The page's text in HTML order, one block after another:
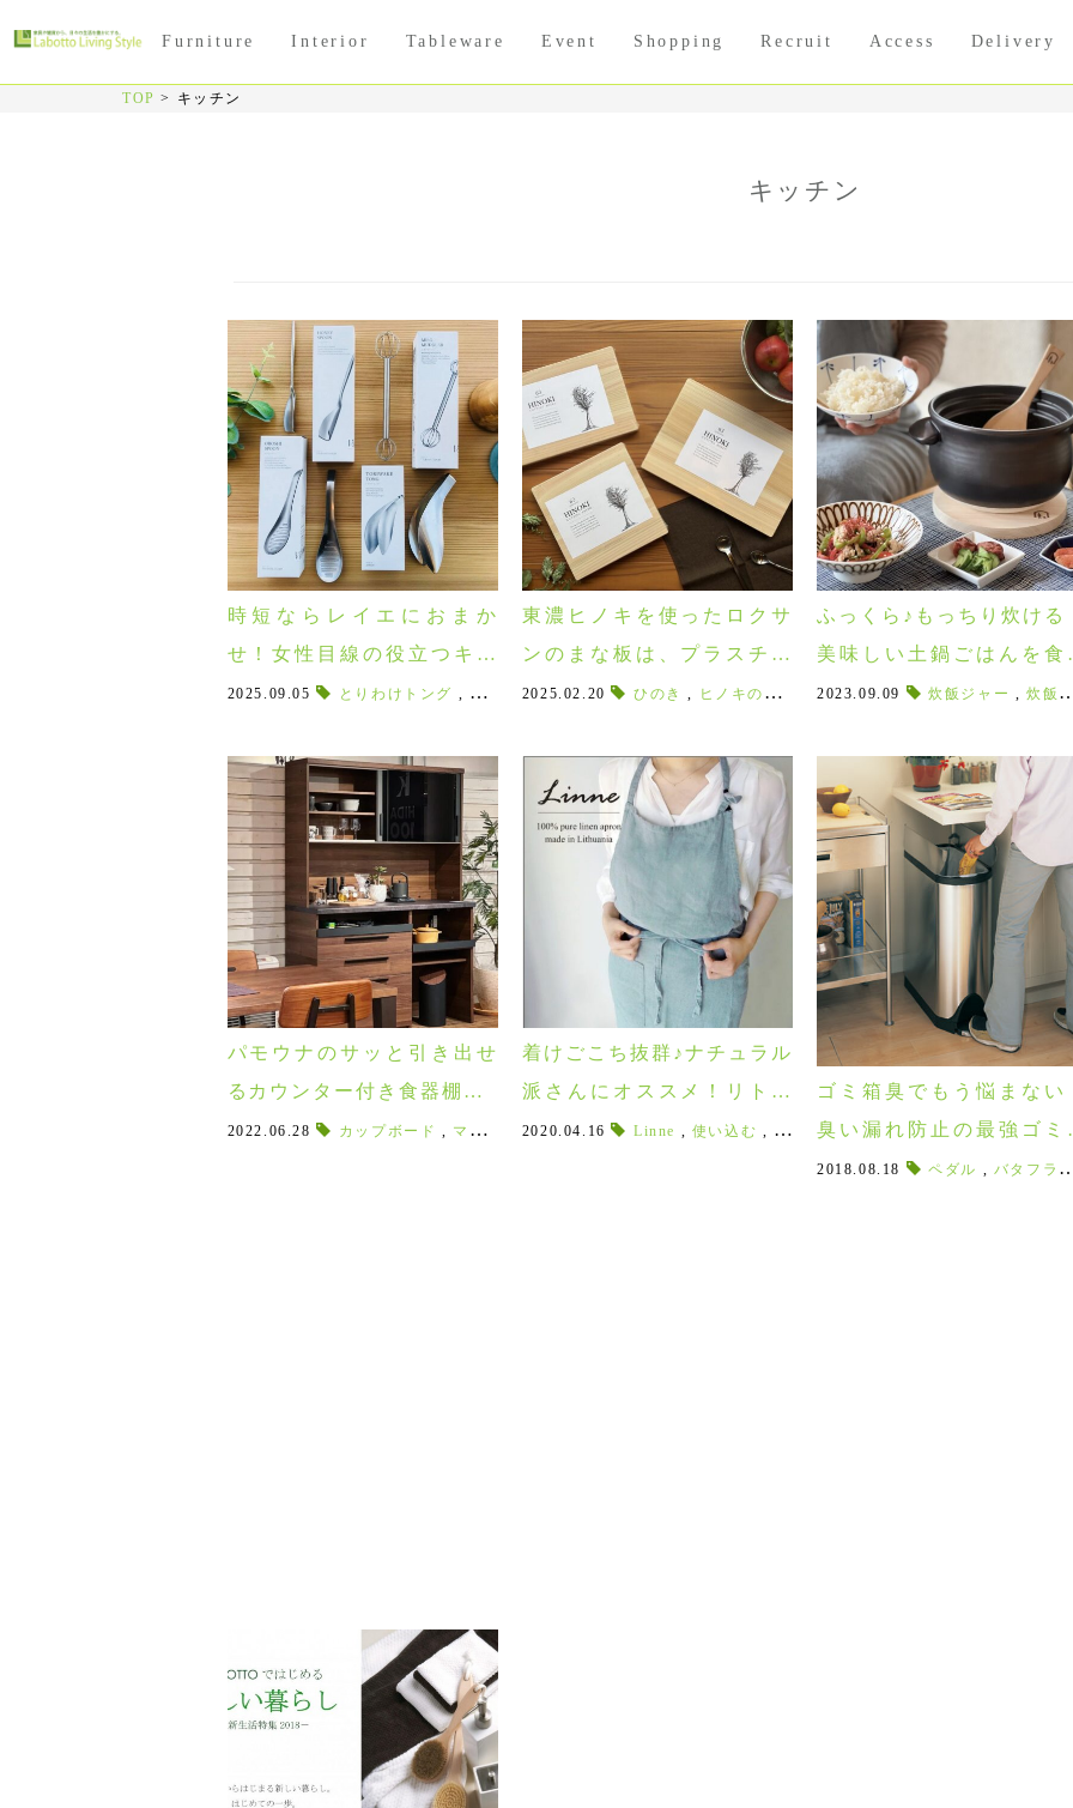
Furniture Interior Tableware Event Shopping Recruit Access Delivery
TOP > キッチン
キッチン
時短ならレイエにおまか
せ！女性目線の役立つキッ
チングッズ♪
2025.09.05 とりわけトング , はちみつスプーン,キッチンツール ,leye , ウチクック,uchicook , 軽量味噌マ
東濃ヒノキを使ったロクサ
ンのまな板は、プラスチッ
ク派にも使って欲しい！刃
2025.02.20 ひのき , ヒノキのまな板 ,東濃ヒノキ, 木のまな板 , 初心
ふっくら♪もっちり炊ける
美味しい土鍋ごはんを食
に！たいせい窯のごはん鍋
2023.09.09 炊飯ジャー ,炊飯鍋
パモウナのサッと引き出せ
るカウンター付き食器棚「S
Y」♪カウンタースペースが
2022.06.28 カップボード マンションモデルルーム ,キッチンカウンター キッチンインテリア, カウンター,
着けごこち抜群♪ナチュラル
派さんにオススメ！リトア
ニア産のこだわりリネンエ
2020.04.16 Linne 使い込む リネンを使いたい,リネンのある暮らし
ゴミ箱臭でもう悩まない
臭い漏れ防止の最強ゴミ
「シンプルヒュー
2018.08.18 ペダル , バタフライステップガン